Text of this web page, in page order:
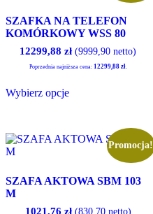
SZAFKA NA TELEFON
KOMÓRKOWY WSS 80
12299,88zł (9999,90 netto)
Poprzednia najniższa cena: 12299,88 zł.
Wybierz opcjeprodukt
wariantów.
Opcje
na
produktu
Promocja!
SZAFA AKTOWA SBM 103
M
1021,76 zł(830,70 netto)